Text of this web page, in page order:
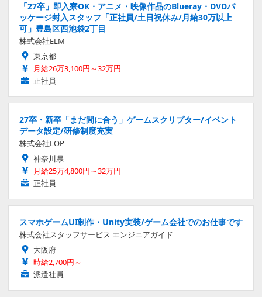
「27卒」即入寮OK・アニメ・映像作品のBlueray・DVDパ
ッケージ封入スタッフ「正社員/土日祝休み/月給30万以上
可」豊島区西池袋2丁目
株式会社ELM
東京都
月給26万3,100円～32万円
正社員
27卒・新卒「まだ間に合う」ゲームスクリプター/イベント
データ設定/研修制度充実
株式会社LOP
神奈川県
月給25万4,800円～32万円
正社員
スマホゲームUI制作・Unity実装/ゲーム会社でのお仕事です
株式会社スタッフサービス エンジニアガイド
大阪府
時給2,700円～
派遣社員